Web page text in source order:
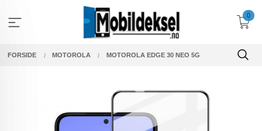
innholdet
0
FORSIDE MOTOROLA MOTOROLA EDGE 30 NEO 5G